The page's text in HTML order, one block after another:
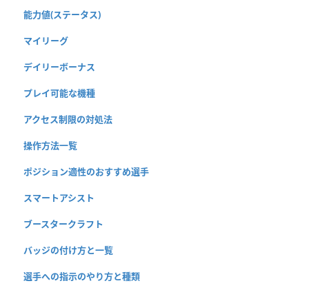
能力値(ステータス)
マイリーグ
デイリーボーナス
プレイ可能な機種
アクセス制限の対処法
操作方法一覧
ポジション適性のおすすめ選手
スマートアシスト
ブースタークラフト
バッジの付け方と一覧
選手への指示のやり方と種類